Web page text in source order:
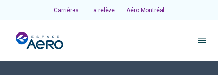
Carrières La relève Aéro Montréal